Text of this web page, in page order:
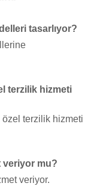
tasarlıyor?
terzilik hizmeti
terzilik hizmeti
veriyor mu?
veriyor.